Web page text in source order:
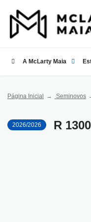
A McLarty Maia
Página Inicial Seminovos
2026/2026 R